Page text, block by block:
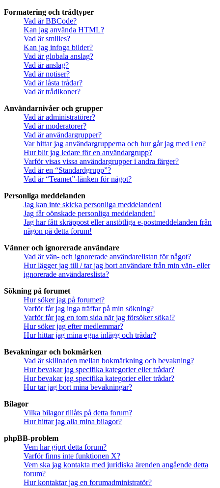
Formatering och trådtyper
Vad är BBCode?
Kan jag använda HTML?
Vad är smilies?
Kan jag infoga bilder?
Vad är globala anslag?
Vad är anslag?
Vad är notiser?
Vad är låsta trådar?
Vad är trådikoner?
Användarnivåer och grupper
Vad är administratörer?
Vad är moderatorer?
Vad är användargrupper?
Var hittar jag användargrupperna och hur går jag med i en?
Hur blir jag ledare för en användargrupp?
Varför visas vissa användargrupper i andra färger?
Vad är en “Standardgrupp”?
Vad är “Teamet”-länken för något?
Personliga meddelanden
Jag kan inte skicka personliga meddelanden!
Jag får oönskade personliga meddelanden!
Jag har fått skräppost eller anstötliga e-postmeddelanden från
någon på detta forum!
Vänner och ignorerade användare
Vad är vän- och ignorerade användarelistan för något?
Hur lägger jag till / tar jag bort användare från min vän- eller
ignorerade användareslista?
Sökning på forumet
Hur söker jag på forumet?
Varför får jag inga träffar på min sökning?
Varför får jag en tom sida när jag försöker söka!?
Hur söker jag efter medlemmar?
Hur hittar jag mina egna inlägg och trådar?
Bevakningar och bokmärken
Vad är skillnaden mellan bokmärkning och bevakning?
Hur bevakar jag specifika kategorier eller trådar?
Hur bevakar jag specifika kategorier eller trådar?
Hur tar jag bort mina bevakningar?
Bilagor
Vilka bilagor tillåts på detta forum?
Hur hittar jag alla mina bilagor?
phpBB-problem
Vem har gjort detta forum?
Varför finns inte funktionen X?
Vem ska jag kontakta med juridiska ärenden angående detta
forum?
Hur kontaktar jag en forumadministratör?